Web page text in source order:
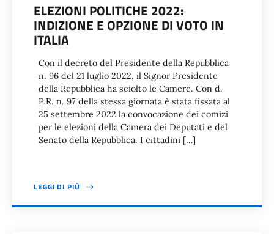
ELEZIONI POLITICHE 2022:
INDIZIONE E OPZIONE DI VOTO IN
ITALIA
Con il decreto del Presidente della Repubblica
n. 96 del 21 luglio 2022, il Signor Presidente
della Repubblica ha sciolto le Camere. Con d.
P.R. n. 97 della stessa giornata è stata fissata al
25 settembre 2022 la convocazione dei comizi
per le elezioni della Camera dei Deputati e del
Senato della Repubblica. I cittadini […]
LEGGI DI PIÙ